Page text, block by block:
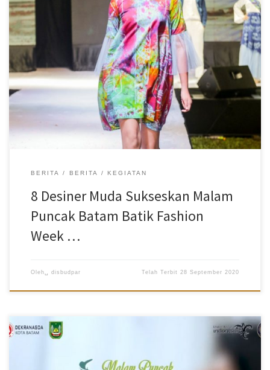
Disbudpar Batam- Pagelaran Malam Puncak Batam Batik Fashion
Week (BBFW) Tahun 2020 Berjalan sukses. Event yang dihelat di
Dataran Engku Hamidah, Batam Centre, pada Sabtu Malam (12/9)
tersebut menampilkan karya-karya terbaik dari delapan desainer
muda yang tampil sangat memukau sesuai dengan tema yang
diusung, “Inspiring Millenial”. Kepala Dinas Kebudayaan dan
Pariwisata (Disbudpar) Kota Batam, Ardiwinata dalam laporannya
menyampaikan Malam Puncak Batam Batik Fashion Week (BBFW)
2020 ini adalah merupakan rangkaian akhir dari beberapa kegiatan
yang dilaksanakan oleh Dinas Perindustrian dan perdagangan Kota
Batam sebelumnya, antara lain expo Batam Batik Fashion Week ,
Batam millenials dan beberapa pelatihan-pelatihan. “Semua
BERITA BERITA KEGIATAN
8 Desiner Muda Sukseskan Malam
Puncak Batam Batik Fashion
Week …
Oleh␣ disbudpar Telah Terbit 28 September 2020
Untuk memperkenalkan dan mempromosikan berbagai motif Batik